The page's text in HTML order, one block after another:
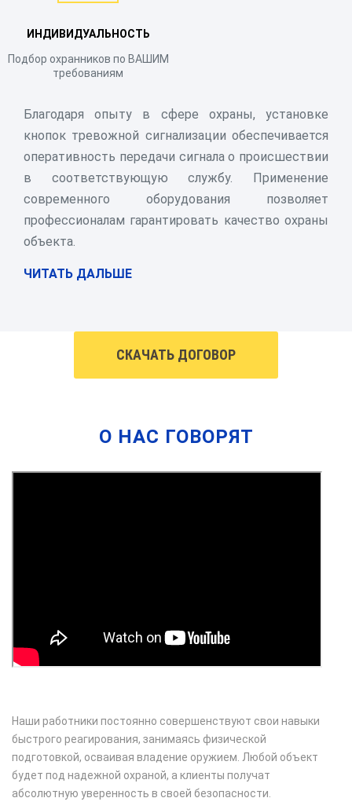
ИНДИВИДУАЛЬНОСТЬ
Подбор охранников по ВАШИМ
требованиям
Благодаря опыту в сфере охраны, установке
кнопок тревожной сигнализации обеспечивается
оперативность передачи сигнала о происшествии
в соответствующую службу. Применение
современного оборудования позволяет
профессионалам гарантировать качество охраны
объекта.
ЧИТАТЬ ДАЛЬШЕ
СКАЧАТЬ ДОГОВОР
О НАС ГОВОРЯТ
Наши работники постоянно совершенствуют свои навыки
быстрого реагирования, занимаясь физической
подготовкой, осваивая владение оружием. Любой объект
будет под надежной охраной, а клиенты получат
абсолютную уверенность в своей безопасности.